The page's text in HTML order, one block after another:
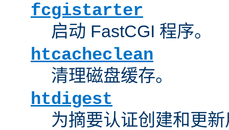
fcgistarter
启动 FastCGI 程序。
htcacheclean
清理磁盘缓存。
htdigest
为摘要认证创建和更